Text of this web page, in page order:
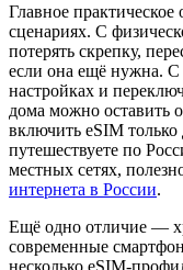
Главное
сценариях. С
потерять скрепку,
если она ещё нужна. С
настройках и
дома можно оставить
включить eSIM
путешествуете по
местных сетях,
интернета в России.
Ещё одно отличие —
современные
несколько eSIM-